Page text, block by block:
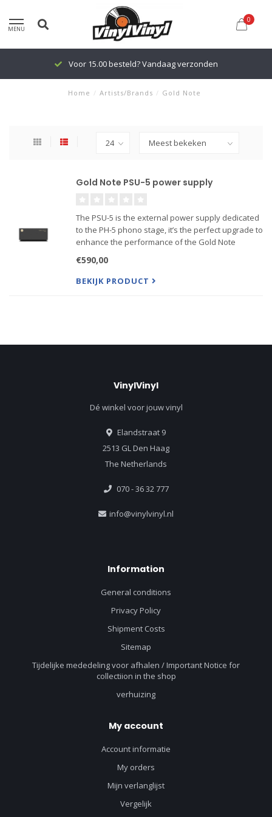
MENU
0
Voor 15.00 besteld? Vandaag verzonden
Home / Artists/Brands / Gold Note
Gold Note PSU-5 power supply
The PSU-5 is the external power supply dedicated
to the PH-5 phono stage, it’s the perfect upgrade to
enhance the performance of the Gold Note
reproduction. It’s inspired by the same philosophy
behind our series
€590,00
BEKIJK PRODUCT
VinylVinyl
Dé winkel voor jouw vinyl
Elandstraat 9
2513 GL Den Haag
The Netherlands
070 - 36 32 777
info@vinylvinyl.nl
Information
General conditions
Privacy Policy
Shipment Costs
Sitemap
Tijdelijke mededeling voor afhalen / Important Notice for
collectiion in the shop
verhuizing
My account
Account informatie
My orders
Mijn verlanglijst
Vergelijk